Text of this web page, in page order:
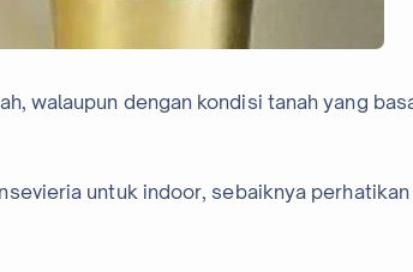
walaupun dengan kondisi tanah yang
untuk indoor, sebaiknya perhatikan